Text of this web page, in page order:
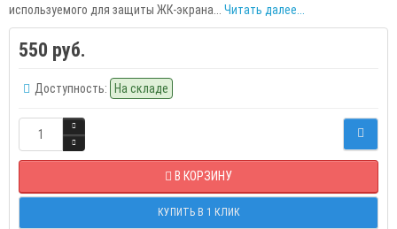
используемого для защиты ЖК-экрана... Читать далее...
550 руб.
Доступность: На складе
В КОРЗИНУ
КУПИТЬ В 1 КЛИК